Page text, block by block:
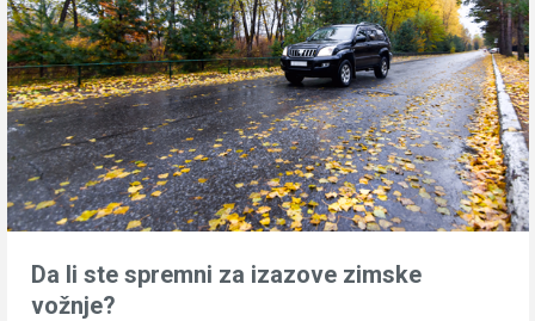
Da li ste spremni za izazove zimske
vožnje?